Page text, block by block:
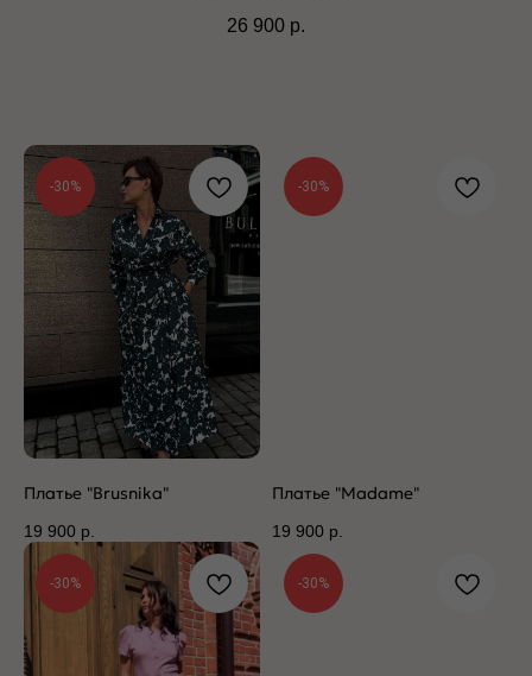
26 900 р.
-30%
Платье "Brusnika"
19 900 р.
-30%
Платье "Madame"
19 900 р.
-30% -30%